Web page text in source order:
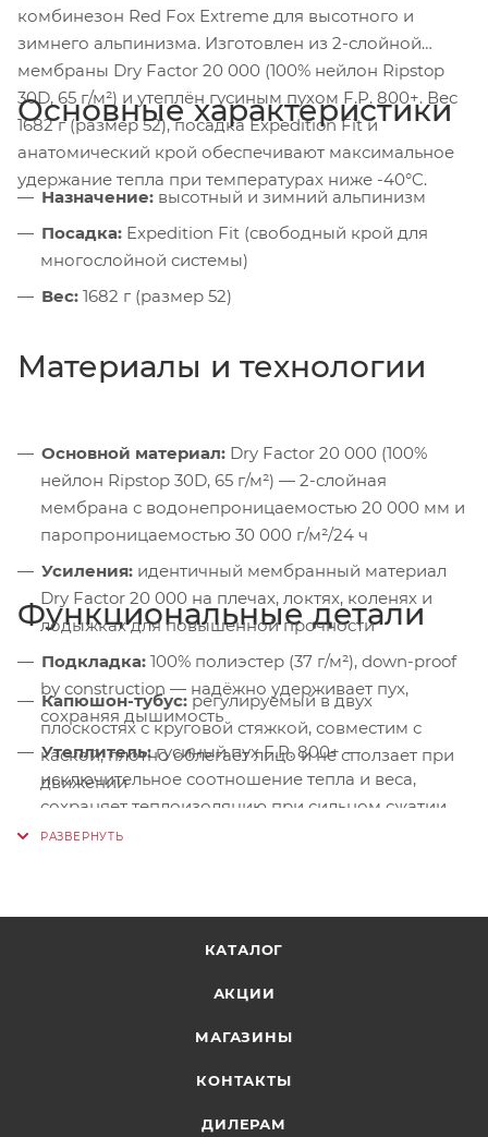
комбинезон Red Fox Extreme для высотного и
зимнего альпинизма. Изготовлен из 2-слойной
мембраны Dry Factor 20 000 (100% нейлон Ripstop
30D, 65 г/м²) и утеплён гусиным пухом F.P. 800+. Вес
1682 г (размер 52), посадка Expedition Fit и
анатомический крой обеспечивают максимальное
удержание тепла при температурах ниже -40°C.
Основные характеристики
Назначение: высотный и зимний альпинизм
Посадка: Expedition Fit (свободный крой для
многослойной системы)
Вес: 1682 г (размер 52)
Материалы и технологии
Основной материал: Dry Factor 20 000 (100%
нейлон Ripstop 30D, 65 г/м²) — 2-слойная
мембрана с водонепроницаемостью 20 000 мм и
паропроницаемостью 30 000 г/м²/24 ч
Усиления: идентичный мембранный материал
Dry Factor 20 000 на плечах, локтях, коленях и
лодыжках для повышенной прочности
Подкладка: 100% полиэстер (37 г/м²), down-proof
by construction — надёжно удерживает пух,
сохраняя дышимость
Утеплитель:гусиный пух F.P. 800+ —
исключительное соотношение тепла и веса,
сохраняет теплоизоляцию при сильном сжатии
Функциональные детали
Капюшон-тубус: регулируемый в двух
плоскостях с круговой стяжкой, совместим с
каской, плотно облегает лицо и не сползает при
движении
наружные молнии с утеплённой планкой и
надёжно защищают от холода и снега
на молнии и объёмный внутренний карман без
КАТАЛОГ
АКЦИИ
МАГАЗИНЫ
КОНТАКТЫ
ДИЛЕРАМ